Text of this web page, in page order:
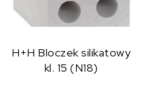
H+H Bloczek silikatowy
kl. 15 (N18)